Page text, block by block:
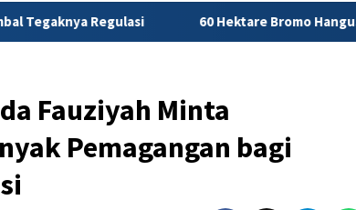
60 Hektare Bromo Hangus, Hindun
Fauziyah Minta
Pemagangan bagi